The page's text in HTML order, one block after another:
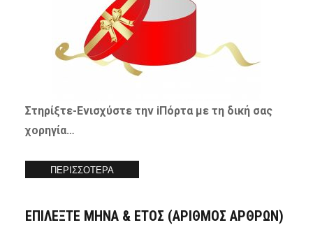
Στηρίξτε-Ενισχύστετην iΠόρτα με τη δική σας
χορηγία…
ΠΕΡΙΣΣΟΤΕΡΑ
ΕΠΙΛΕΞΤΕ ΜΗΝΑ & ΕΤΟΣ (ΑΡΙΘΜΟΣ ΑΡΘΡΩΝ)